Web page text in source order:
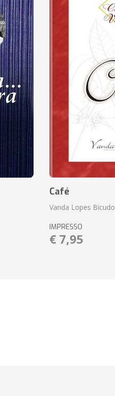
Café
Vanda Lopes Bicudo
IMPRESSO
€ 7,95